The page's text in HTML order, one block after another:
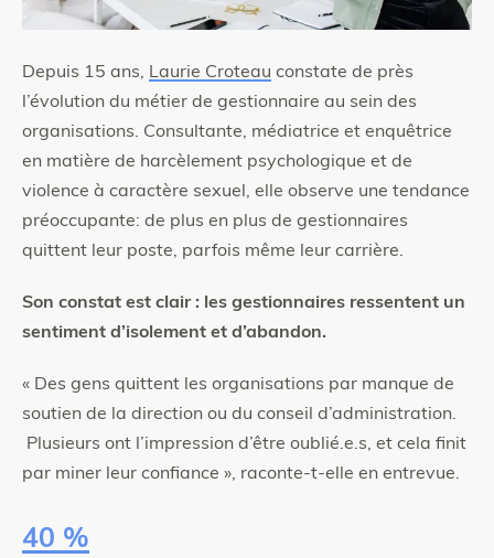
Depuis 15 ans, Laurie Croteau constate de près
l’évolution du métier de gestionnaire au sein des
organisations. Consultante, médiatrice et enquêtrice
en matière de harcèlement psychologique et de
violence à caractère sexuel, elle observe une tendance
préoccupante: de plus en plus de gestionnaires
quittent leur poste, parfois même leur carrière.
Son constat est clair : les gestionnaires ressentent un
sentiment d’isolement et d’abandon.
« Des gens quittent les organisations par manque de
soutien de la direction ou du conseil d’administration.
Plusieurs ont l’impression d’être oublié.e.s, et cela finit
par miner leur confiance », raconte-t-elle en entrevue.
40 %